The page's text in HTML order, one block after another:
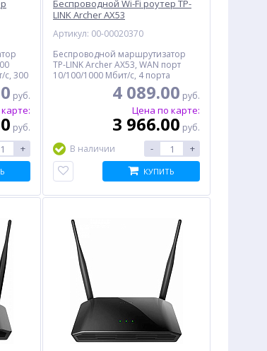
с, 300
руб.
руб.
+
Беспроводной Wi-Fi роутер TP-
LINK Archer AX53
Артикул: 00-00020370
Беспроводной маршрутизатор
TP-LINK Archer AX53, WAN порт
10/100/1000 Мбит/с, 4 порта
10/100/1000 Мбит/с, 2402 Мбит/с
4 089.00 руб.
Цена по карте:
3 966.00 руб.
В наличии
- +
КУПИТЬ